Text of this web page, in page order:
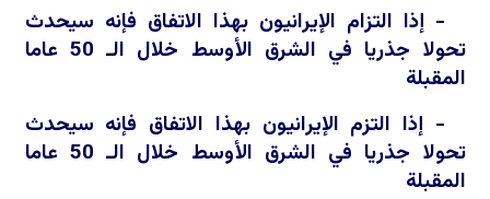
- إذا التزام الإيرانيون بهذا الاتفاق فإنه سيحدث
تحولا جذريا في الشرق الأوسط خلال الـ 50 عاما
المقبلة
- إذا التزم الإيرانيون بهذا الاتفاق فإنه سيحدث
تحولا جذريا في الشرق الأوسط خلال الـ 50 عاما
المقبلة